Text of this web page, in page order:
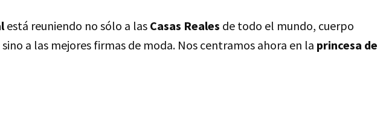
está reuniendo no sólo a las Casas Reales de todo el mundo, cuerpo
a las mejores firmas de moda. Nos centramos ahora en la princesa de